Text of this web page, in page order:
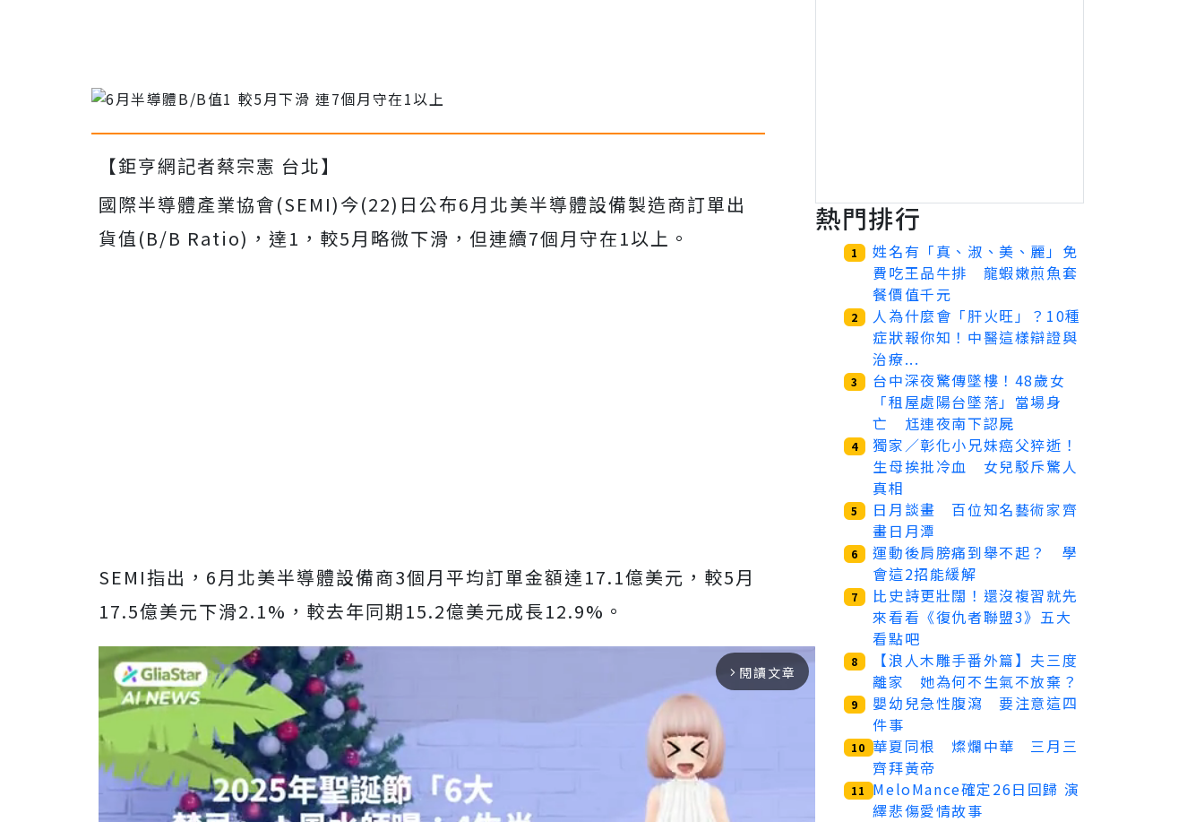
【鉅亨網記者蔡宗憲 台北】
國際半導體產業協會(SEMI)今(22)日公布6月北美半導體設備製造商訂單出
貨值(B/B Ratio)，達1，較5月略微下滑，但連續7個月守在1以上。
SEMI指出，6月北美半導體設備商3個月平均訂單金額達17.1億美元，較5月
17.5億美元下滑2.1%，較去年同期15.2億美元成長12.9%。
arrow_forward_ios 閱讀文章
熱門排行
1
姓名有「真、淑、美、麗」免
費吃王品牛排 龍蝦嫩煎魚套
餐價值千元
2
人為什麼會「肝火旺」？10種
症狀報你知！中醫這樣辯證與
治療...
3
台中深夜驚傳墜樓！48歲女
「租屋處陽台墜落」當場身
亡 尪連夜南下認屍
4
獨家／彰化小兄妹癌父猝逝！
生母挨批冷血 女兒駁斥驚人
真相
5
日月談畫 百位知名藝術家齊
畫日月潭
6
運動後肩膀痛到舉不起？ 學
會這2招能緩解
7
比史詩更壯闊！還沒複習就先
來看看《復仇者聯盟3》五大
看點吧
8
【浪人木雕手番外篇】夫三度
離家 她為何不生氣不放棄？
9
嬰幼兒急性腹瀉 要注意這四
件事
10 華夏同根 燦爛中華 三月三
齊拜黃帝
11
MeloMance確定26日回歸 演
繹悲傷愛情故事